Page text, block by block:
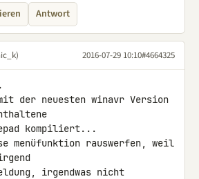
Antwort
2016-07-29 10:10#4664325
der neuesten winavr Version
kompiliert...
menüfunktion rauswerfen, weil
irgendwas nicht